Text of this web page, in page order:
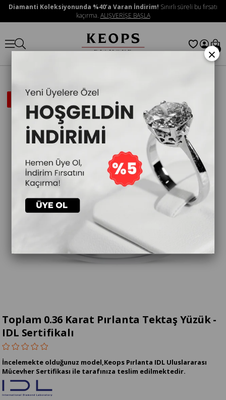
Diamanti Koleksiyonunda %40’a Varan İndirim! Sınırlı süreli bu fırsatı
kaçırma. ALIŞVERİŞE BAŞLA
0
İNDIRIMLI
Toplam 0.36 Karat Pırlanta Tektaş Yüzük -
IDL Sertifikalı
İncelemekte olduğunuz model,Keops Pırlanta IDL Uluslararası
Mücevher Sertifikası ile tarafınıza teslim edilmektedir.
×